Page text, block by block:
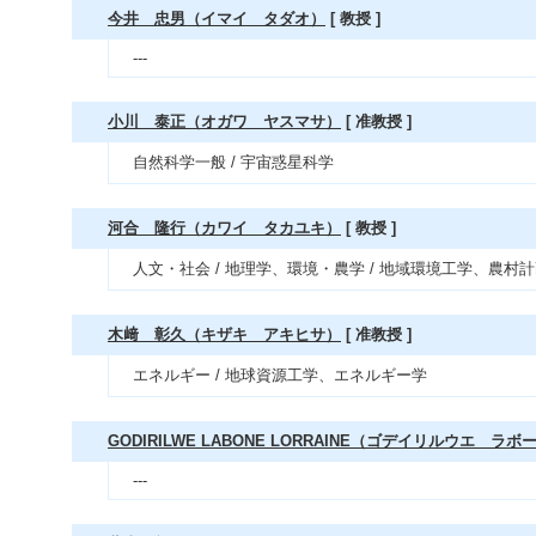
今井 忠男（イマイ タダオ） [ 教授 ]
---
小川 泰正（オガワ ヤスマサ） [ 准教授 ]
自然科学一般 / 宇宙惑星科学
河合 隆行（カワイ タカユキ） [ 教授 ]
人文・社会 / 地理学、環境・農学 / 地域環境工学、農村
木﨑 彰久（キザキ アキヒサ） [ 准教授 ]
エネルギー / 地球資源工学、エネルギー学
GODIRILWE LABONE LORRAINE（ゴデイリルウエ ラボ
---